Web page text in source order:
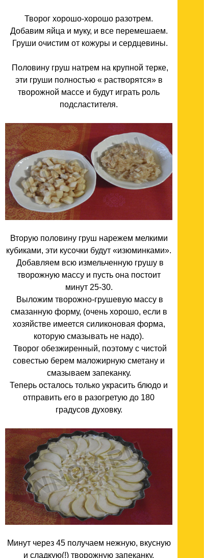
Творог хорошо-хорошо разотрем.
Добавим яйца и муку, и все перемешаем.
Груши очистим от кожуры и сердцевины.
Половину груш натрем на крупной терке,
эти груши полностью « растворятся» в
творожной массе и будут играть роль
подсластителя.
Вторую половину груш нарежем мелкими
кубиками, эти кусочки будут «изюминками».
Добавляем всю измельченную грушу в
творожную массу и пусть она постоит
минут 25-30.
Выложим творожно-грушевую массу в
смазанную форму, (очень хорошо, если в
хозяйстве имеется силиконовая форма,
которую смазывать не надо).
Творог обезжиренный, поэтому с чистой
совестью берем маложирную сметану и
смазываем запеканку.
Теперь осталось только украсить блюдо и
отправить его в разогретую до 180
градусов духовку.
Минут через 45 получаем нежную, вкусную
и сладкую(!) творожную запеканку.